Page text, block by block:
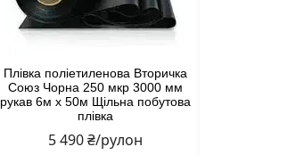
Плівка поліетиленова Вторичка
Союз Чорна 250 мкр 3000 мм
рукав 6м х 50м Щільна побутова
плівка
5 490 ₴/рулон